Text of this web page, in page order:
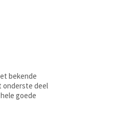
bekende
onderste deel
goede